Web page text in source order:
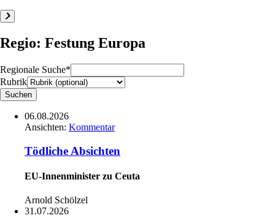
Regio: Festung Europa
Regionale Suche*
Rubrik
06.08.2026
Ansichten: Kommentar
Tödliche Absichten
EU-Innenminister zu Ceuta
Arnold Schölzel
31.07.2026